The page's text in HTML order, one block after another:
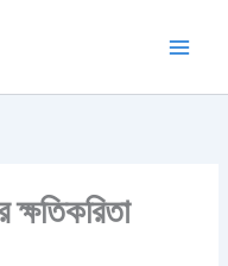
ক্ষতিকরিতা